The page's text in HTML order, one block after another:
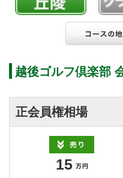
越後ゴルフ倶楽部
正会員権相場
15